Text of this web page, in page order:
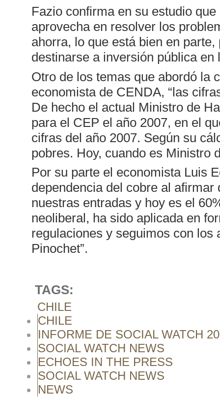
Fazio confirma en su estudio
aprovecha en resolver los
ahorra, lo que está bien en
destinarse a inversión pública en
Otro de los temas que abordó la
economista de CENDA, “las
De hecho el actual Ministro de
para el CEP el año 2007, en el
cifras del año 2007. Según su
pobres. Hoy, cuando es Ministro
Por su parte el economista Luis
dependencia del cobre al
nuestras entradas y hoy es el
neoliberal, ha sido aplicada en
regulaciones y seguimos con
Pinochet”.
TAGS:
CHILE
CHILE
INFORME DE SOCIAL WATCH
SOCIAL WATCH NEWS
ECHOES IN THE PRESS
SOCIAL WATCH NEWS
NEWS